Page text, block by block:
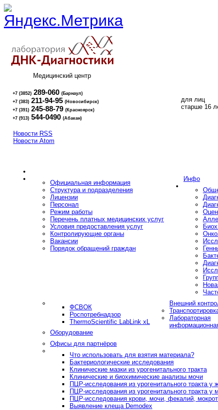
Медицинский центр
+7 (3852) 289-060 (Барнаул)
+7 (383) 211-94-95 (Новосибирск)
+7 (391) 245-88-79 (Красноярск)
+7 (913) 544-0490 (Абакан)
для лиц
старше 16
Новости RSS
Новости Atom
Инфо
Официальная информация
Структура и подразделения
Лицензии
Персонал
Режим работы
Перечень платных медицинских услуг
Условия предоставления услуг
Контролирующие органы
Вакансии
Порядок обращений граждан
Внешний
ФСВОК
Роспотребнадзор
ThermoScientific LabLink xL
Лабораторная
Оборудование
Офисы для партнёров
Что использовать для взятия материала?
Бактериологические исследования
Клинические мазки из урогенитального тракта
Клинические и биохимические анализы мочи
ПЦР-исследования из урогенитального тракта у
ПЦР-исследования из урогенитального тракта у
ПЦР-исследования крови, мочи, фекалий,
Выявление клеща Demodex